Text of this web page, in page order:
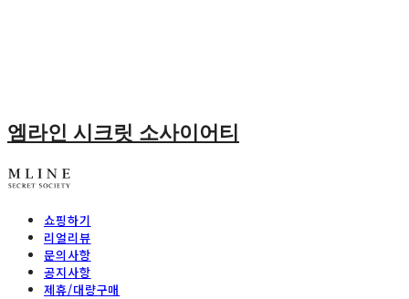
엠라인 시크릿 소사이어티
쇼핑하기
리얼리뷰
문의사항
공지사항
제휴/대량구매